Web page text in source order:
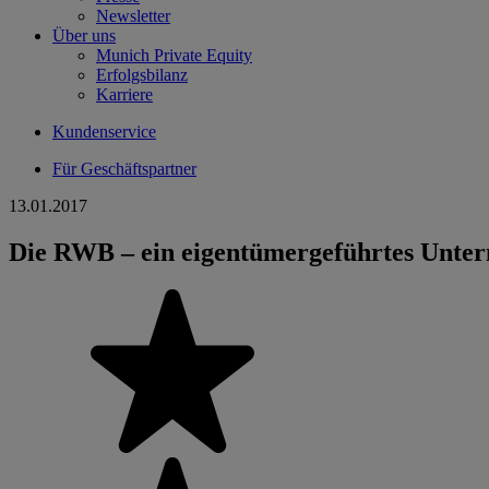
Newsletter
Über uns
Munich Private Equity
Erfolgsbilanz
Karriere
Kundenservice
Für Geschäftspartner
13.01.2017
Die RWB – ein eigentümergeführtes